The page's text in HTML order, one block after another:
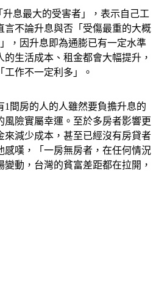
升息最大的受害者」，表示自己工
不論升息與否「受傷最重的大概
，因升息即為通膨已有一定水準
生活成本、租金都會大幅提升，
1間房的人的人雖然要負擔升息的
風險實屬幸運。至於多房者影響更
來減少成本，甚至已經沒有房貸者
嘆，「一房無房者，在任何情況
動，台灣的貧富差距都在拉開，